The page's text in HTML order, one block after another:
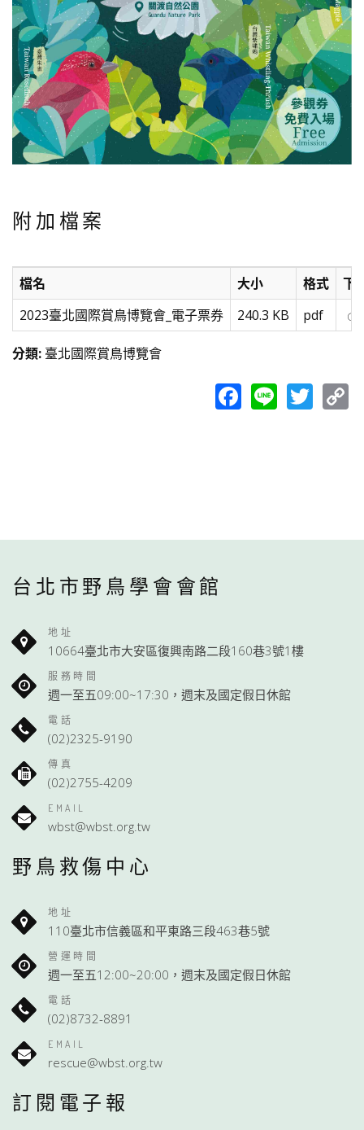
附加檔案
檔名 大小 格式
下
2023臺北國際賞鳥博覽會_電子票券
240.3 KB pdf
分類: 臺北國際賞鳥博覽會
Facebook
Line
台北市野鳥學會會館
地址
10664臺北市大安區復興南路二段160巷3號1樓
服務時間
週一至五09:00~17:30，週末及國定假日休館
電話
(02)2325-9190
傳真
(02)2755-4209
EMAIL
wbst@wbst.org.tw
野鳥救傷中心
地址
110臺北市信義區和平東路三段463巷5號
營運時間
週一至五12:00~20:00，週末及國定假日休館
電話
(02)8732-8891
EMAIL
rescue@wbst.org.tw
訂閱電子報